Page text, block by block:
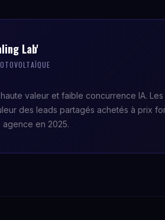
Lab'
valeur et faible concurrence IA.
des leads partagés achetés à prix
en 2025.